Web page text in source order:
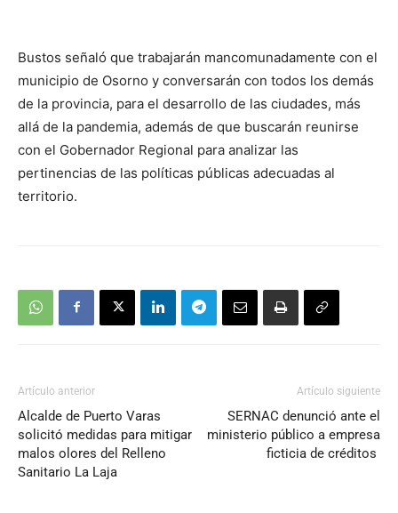
Bustos señaló que trabajarán mancomunadamente con el
municipio de Osorno y conversarán con todos los demás
de la provincia, para el desarrollo de las ciudades, más
allá de la pandemia, además de que buscarán reunirse
con el Gobernador Regional para analizar las
pertinencias de las políticas públicas adecuadas al
territorio.
Artículo anterior
Alcalde de Puerto Varas
solicitó medidas para mitigar
malos olores del Relleno
Sanitario La Laja
Artículo siguiente
SERNAC denunció ante el
ministerio público a empresa
ficticia de créditos